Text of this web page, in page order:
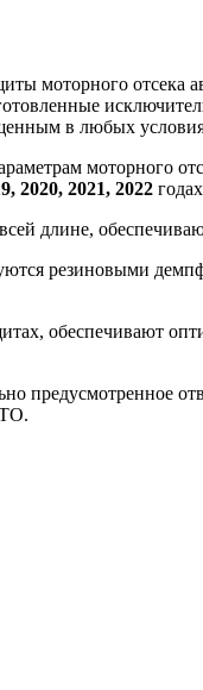
моторного отсека
в любых
моторного
2020, 2021, 2022
длине,
резиновыми
обеспечивают